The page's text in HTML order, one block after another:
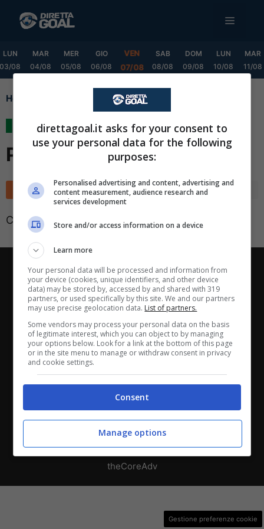
MENU
LUN
03/08
MAR
04/08
MER
05/08
GIO
06/08
VEN
07/08
SAB
08/08
DOM
09/08
LUN
10/08
MAR
11/08
Home Serie C Promotion Playoff
Serie C Promotion
Playoff
Classifica Calendario
Classifica non disponibile
Chi siamo- Redazione-Privacy Policy-Disclaimer
Direttagoal.it di proprietà di PLANET SHARE SRL - VIA
ANASTASIO II, 442, 00165 Roma (RM) - Codice Fiscale
e Partita I.V.A. 13461621008
Testata Giornalistica registrata presso il Tribunale di
Roma con n°32/2023 del 15/02/2023
Copyright ©2026 - Tutti i diritti riservati -
Le attività pubblicitarie su questo sito sono gestite da
theCoreAdv
Scarica DirettaGoal!
Partite e risultatiin tempo reale.
Con i pronostici dei migliori Tipster!
Gestione preferenze cookie
direttagoal.it asks for your consent to
use your personal data for the following
purposes:
Personalised advertising and content, advertising and
content measurement, audience research and
services development
Store and/or access information on a device
Learn more
Your personal data will be processed and information from
your device (cookies, unique identifiers, and other device
data) may be stored by, accessed by and shared with 319
partners, or used specifically by this site. We and our partners
may use precise geolocation data. List of partners.
Some vendors may process your personal data on the basis
of legitimate interest, which you can object to by managing
your options below. Look for a link at the bottom of this page
or in the site menu to manage or withdraw consent in privacy
and cookie settings.
Consent
Manage options